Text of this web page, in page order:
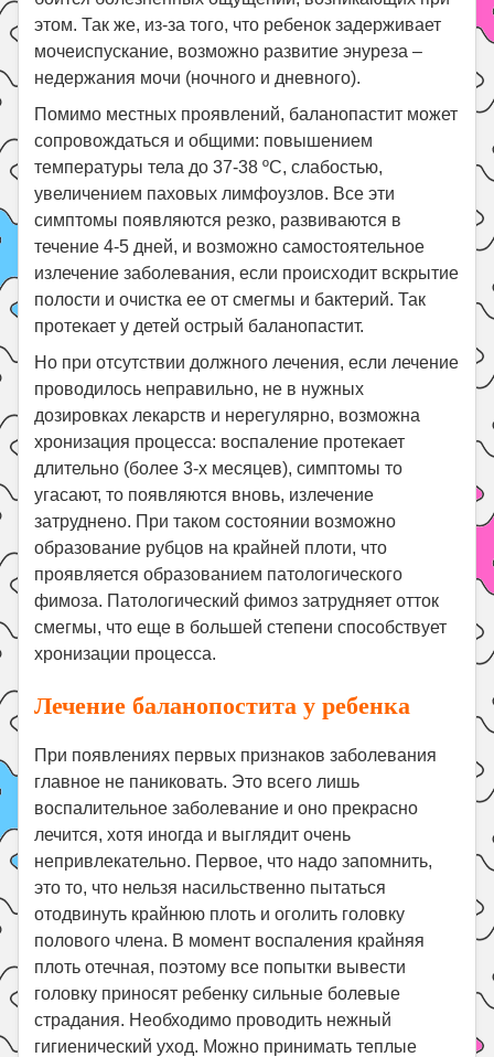
этом. Так же, из-за того, что ребенок задерживает
мочеиспускание, возможно развитие энуреза –
недержания мочи (ночного и дневного).
Помимо местных проявлений, баланопастит может
сопровождаться и общими: повышением
температуры тела до 37-38 ºС, слабостью,
увеличением паховых лимфоузлов. Все эти
симптомы появляются резко, развиваются в
течение 4-5 дней, и возможно самостоятельное
излечение заболевания, если происходит вскрытие
полости и очистка ее от смегмы и бактерий. Так
протекает у детей острый баланопастит.
Но при отсутствии должного лечения, если лечение
проводилось неправильно, не в нужных
дозировках лекарств и нерегулярно, возможна
хронизация процесса: воспаление протекает
длительно (более 3-х месяцев), симптомы то
угасают, то появляются вновь, излечение
затруднено. При таком состоянии возможно
образование рубцов на крайней плоти, что
проявляется образованием патологического
фимоза. Патологический фимоз затрудняет отток
смегмы, что еще в большей степени способствует
хронизации процесса.
Лечение баланопостита у ребенка
При появлениях первых признаков заболевания
главное не паниковать. Это всего лишь
воспалительное заболевание и оно прекрасно
лечится, хотя иногда и выглядит очень
непривлекательно. Первое, что надо запомнить,
это то, что нельзя насильственно пытаться
отодвинуть крайнюю плоть и оголить головку
полового члена. В момент воспаления крайняя
плоть отечная, поэтому все попытки вывести
головку приносят ребенку сильные болевые
страдания. Необходимо проводить нежный
гигиенический уход. Можно принимать теплые